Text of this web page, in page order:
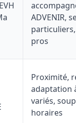
ADVENIR,
pros
Proximité,
adaptation
variés,
horaires